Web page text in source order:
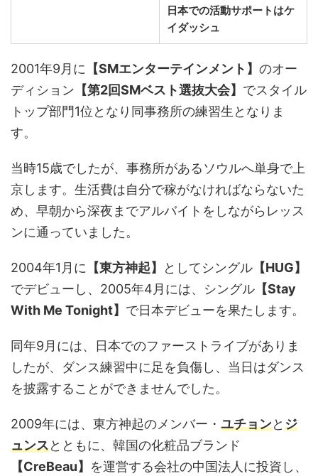
日本での活動サポートはケ
イダッシュ
2001年9月に 【SMエンターテインメント】 のオー
ディション 【第2回SMベスト選抜大会】 でスタイル
トップ部門1位となり同事務所の練習生となりま
す。
当時15歳でしたが、事務所があるソウルへ単身で上
京します。生活費は自分で稼がなければならないた
め、早朝から深夜までアルバイトをしながらレッス
ンに通っていました。
2004年1月に 【東方神起】 としてシングル 【HUG】
でデビューし、2005年4月には、シングル 【Stay
With Me Tonight】 で日本デビューを果たします。
同年9月には、日本でのファーストライブがありま
したが、ダンス練習中に足を負傷し、当日はダンス
を披露することができませんでした。
2009年には、東方神起のメンバー・ ユチョンとジ
ュンスとともに、韓国の化粧品ブランド
【CreBeau】 を運営する会社の中国法人に投資し、